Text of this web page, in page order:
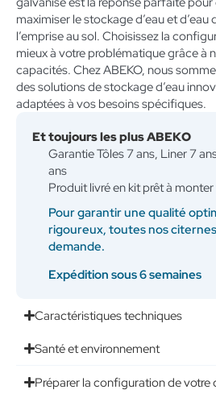
maximiser le stockage d’eau et
l’emprise au sol. Choisissez la
mieux à votre problématique grâce à
capacités. Chez ABEKO, nous
des solutions de stockage d’eau
adaptées à vos besoins spécifiques.
Et toujours les plus ABEKO
Garantie Tôles 7 ans, Liner 7
ans
Produit livré en kit prêt à monter
Pour garantir une qualité
rigoureux, toutes nos
demande.
Expédition sous 6 semaines
Caractéristiques techniques
Santé et environnement
Préparer la configuration de votre